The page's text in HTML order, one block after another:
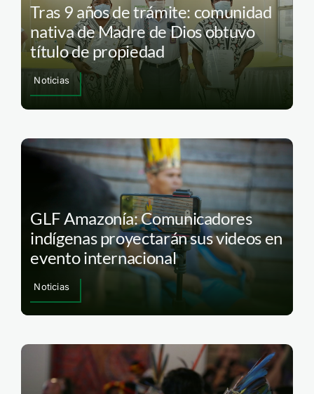
Tras 9 años de trámite: comunidad
nativa de Madre de Dios obtuvo
título de propiedad
Noticias
GLF Amazonía: Comunicadores
indígenas proyectarán sus videos en
evento internacional
Noticias